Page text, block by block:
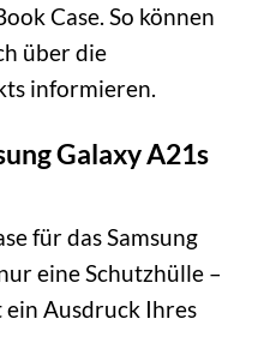
Case. So können
über die
informieren.
Galaxy A21s
für das Samsung
eine Schutzhülle –
ein Ausdruck Ihres